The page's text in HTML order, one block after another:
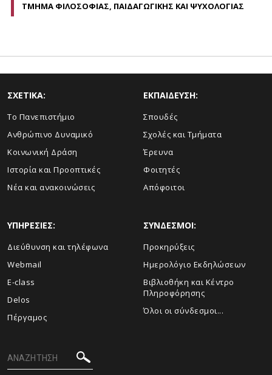
ΤΜΗΜΑ ΦΙΛΟΣΟΦΙΑΣ, ΠΑΙΔΑΓΩΓΙΚΗΣ ΚΑΙ ΨΥΧΟΛΟΓΙΑΣ
ΣΧΕΤΙΚΑ:
Το Πανεπιστήμιο
Ανθρώπινο Δυναμικό
Κοινωνική Δράση
Ιστορία και Προοπτικές
Νέα και ανακοινώσεις
ΕΚΠΑΙΔΕΥΣΗ:
Σπουδές
Σχολές και Τμήματα
Έρευνα
Φοιτητές
Απόφοιτοι
ΥΠΗΡΕΣΙΕΣ:
Διεύθυνση και τηλέφωνα
Webmail
E-class
Delos
Πέργαμος
ΣΥΝΔΕΣΜΟΙ:
Προκηρύξεις
Ημερολόγιο Εκδηλώσεων
Βιβλιοθήκη και Κέντρο
Πληροφόρησης
Όλοι οι σύνδεσμοι...